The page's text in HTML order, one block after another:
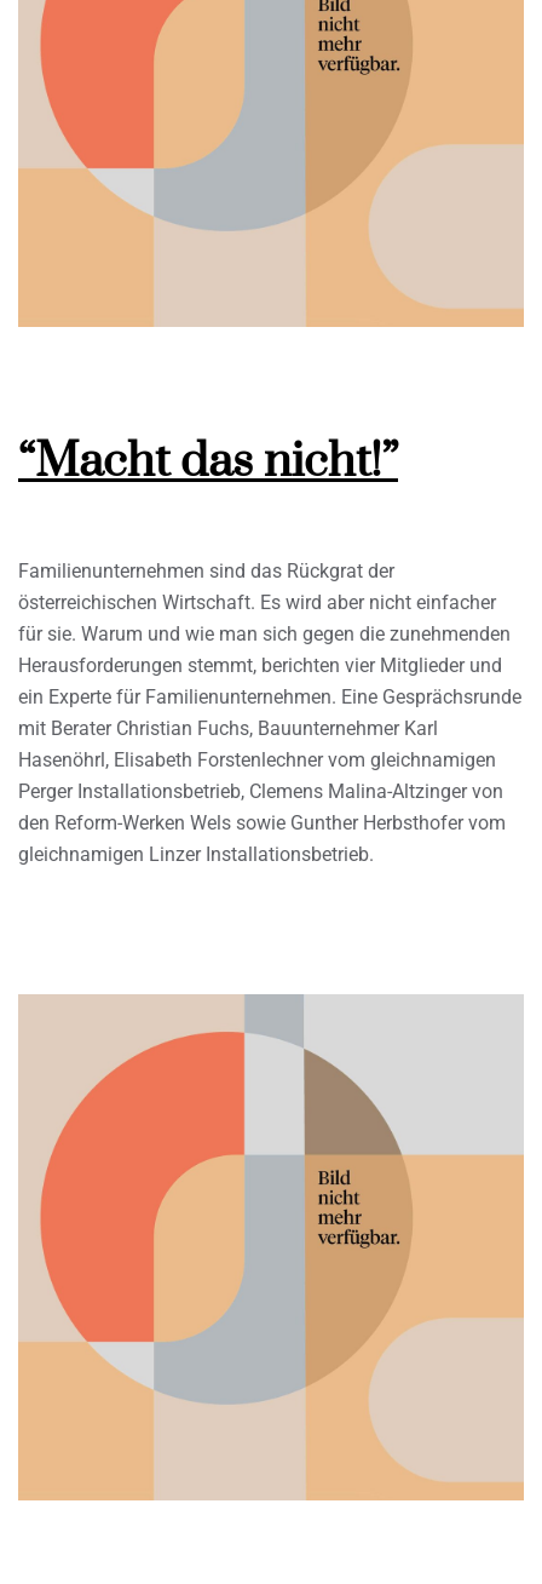
“Macht das nicht!”
Familienunternehmen sind das Rückgrat der
österreichischen Wirtschaft. Es wird aber nicht einfacher
für sie. Warum und wie man sich gegen die zunehmenden
Herausforderungen stemmt, berichten vier Mitglieder und
ein Experte für Familienunternehmen. Eine Gesprächsrunde
mit Berater Christian Fuchs, Bauunternehmer Karl
Hasenöhrl, Elisabeth Forstenlechner vom gleichnamigen
Perger Installationsbetrieb, Clemens Malina-Altzinger von
den Reform-Werken Wels sowie Gunther Herbsthofer vom
gleichnamigen Linzer Installationsbetrieb.